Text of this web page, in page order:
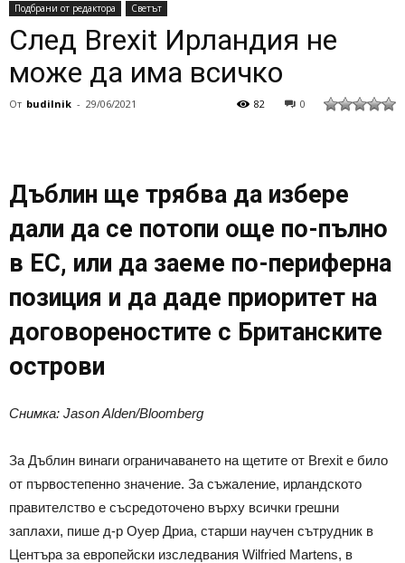
Подбрани от редактора
Светът
След Brexit Ирландия не
може да има всичко
От budilnik - 29/06/2021 0
82
Дъблин ще трябва да избере
дали да се потопи още по-пълно
в ЕС, или да заеме по-периферна
позиция и да даде приоритет на
договореностите с Британските
острови
Снимка: Jason Alden/Bloomberg
За Дъблин винаги ограничаването на щетите от Brexit е било
от първостепенно значение. За съжаление, ирландското
правителство е съсредоточено върху всички грешни
заплахи, пише д-р Оуер Дриа, старши научен сътрудник в
Центъра за европейски изследвания Wilfried Martens, в